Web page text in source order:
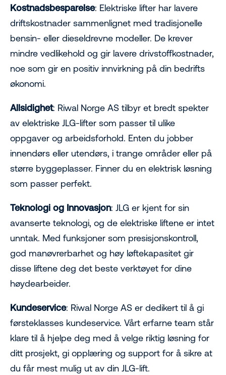
Kostnadsbesparelse: Elektriske lifter har lavere
driftskostnader sammenlignet med tradisjonelle
bensin- eller dieseldrevne modeller. De krever
mindre vedlikehold og gir lavere drivstoffkostnader,
noe som gir en positiv innvirkning på din bedrifts
økonomi.
Allsidighet: Riwal Norge AS tilbyr et bredt spekter
av elektriske JLG-lifter som passer til ulike
oppgaver og arbeidsforhold. Enten du jobber
innendørs eller utendørs, i trange områder eller på
større byggeplasser. Finner du en elektrisk løsning
som passer perfekt.
Teknologi og Innovasjon: JLG er kjent for sin
avanserte teknologi, og de elektriske liftene er intet
unntak. Med funksjoner som presisjonskontroll,
god manøvrerbarhet og høy løftekapasitet gir
disse liftene deg det beste verktøyet for dine
høydearbeider.
Kundeservice: Riwal Norge AS er dedikert til å gi
førsteklasses kundeservice. Vårt erfarne team står
klare til å hjelpe deg med å velge riktig løsning for
ditt prosjekt, gi opplæring og support for å sikre at
du får mest mulig ut av din JLG-lift.